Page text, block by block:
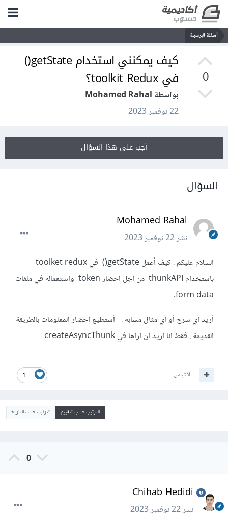
أسئلة البرمجة
0
كيف يمكنني استخدام getState()
في toolkit Redux؟
بواسطة Mohamed Rahal
22 نوفمبر 2023
أجب على هذا السؤال
السؤال
Mohamed Rahal
نشر22 نوفمبر 2023
السلام عليكم . كيف أعمل getState() في toolket redux
باستخدام thunkAPI من أجل احضار token واستعماله في ملفات
form data.
أريد أي شرح أو أي مثال مشابه . أستطيع احضار المعلومات بالطريقة
القديمة . فقط انا اريد ان اراها في createAsyncThunk
1 اقتباس
الترتيب حسب التقييم الترتيب حسب التاريخ
0
Chihab Hedidi
نشر22 نوفمبر 2023